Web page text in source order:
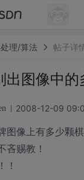
理/算法 帖子详
出图像中的
2008-12-09
图像上有多少颗
吝赐教！
！